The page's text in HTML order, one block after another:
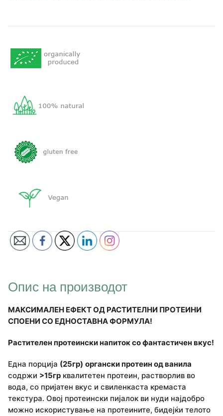
Опис на производот
МАКСИМАЛЕН ЕФЕКТ ОД РАСТИТЕЛНИ ПРОТЕИНИ
СПОЕНИ СО ЕДНОСТАВНАФОРМУЛА!
Растителен протеински напиток со фантастичен вкус!
Една порција (25гр) органски протеин од ванила
содржи >15гр квалитетен протеин, растворлив во
вода, со пријатен вкус и свиленкаста кремаста
текстура. Овој протеински пијалок ви нуди најдобро
можно искористување на протеините, бидејќи телото